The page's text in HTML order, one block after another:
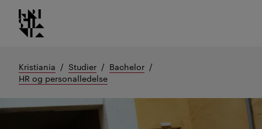
Gå
til
Kristiania logo
Kristiania Studier
Bachelor
HR og personalledelse